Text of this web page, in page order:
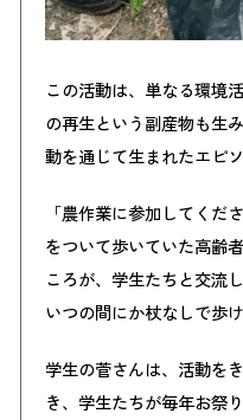
この活動は、単なる環境
の再生という副産物も生
動を通じて生まれたエピ
「農作業に参加してくだ
をついて歩いていた高齢
ころが、学生たちと交流
いつの間にか杖なしで歩
学生の菅さんは、 活動を
き、学生たちが毎年お祭